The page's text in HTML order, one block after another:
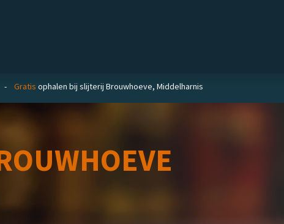
- Gratis ophalen bij slijterij Brouwhoeve, Middelharnis